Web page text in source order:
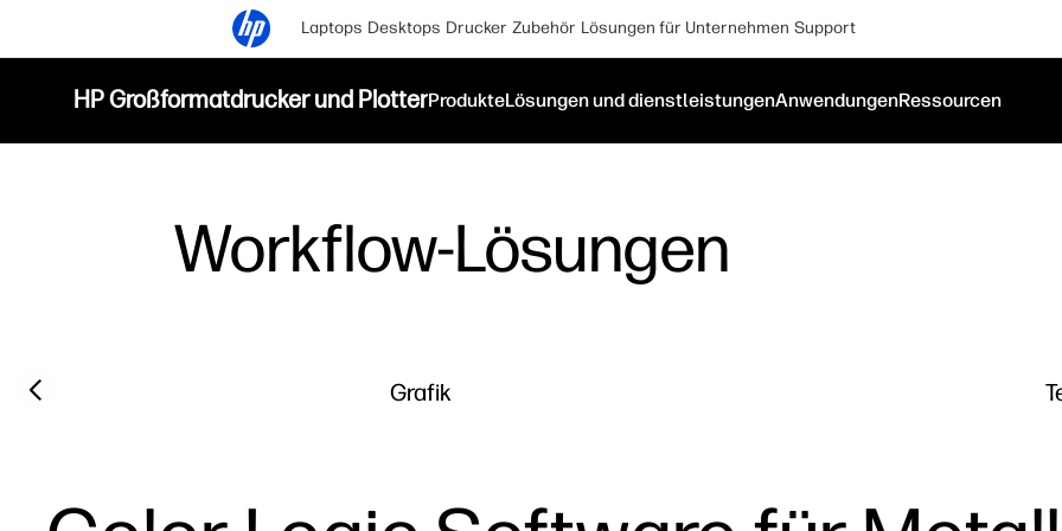
Laptops Desktops Drucker Zubehör Lösungen für Unternehmen Support
HP Großformatdrucker und PlotterProdukteLösungen und dienstleistungenAnwendungenRessourcen
Workflow-Lösungen
Grafik
Previous slide